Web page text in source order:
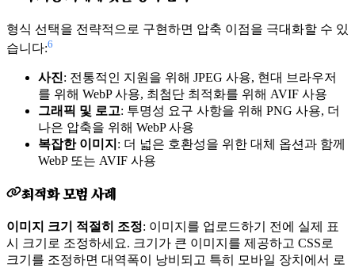
형식 선택을 전략적으로 구현하면 압축 이점을 극대화할 수 있
습니다:6
사진: 전통적인 지원을 위해 JPEG 사용, 현대 브라우저
를 위해 WebP 사용, 최첨단 최적화를 위해 AVIF 사용
그래픽 및 로고: 투명성 요구 사항을 위해 PNG 사용, 더
나은 압축을 위해 WebP 사용
복잡한 이미지 : 더 넓은 호환성을 위한 대체 옵션과 함께
WebP 또는 AVIF 사용
최적화 모범 사례
이미지 크기 적절히 조정: 이미지를 업로드하기 전에 실제 표
시 크기로 조정하세요. 크기가 큰 이미지를 제공하고 CSS로
크기를 조정하면 대역폭이 낭비되고 특히 모바일 장치에서 로